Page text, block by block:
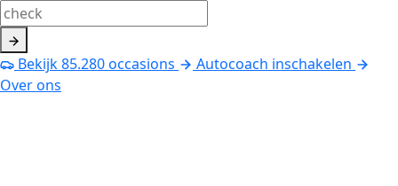
Bekijk85.280occasions
Autocoach inschakelen
Over ons